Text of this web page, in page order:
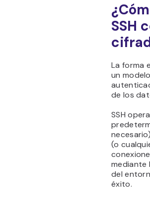
SSH
La forma
un
de los
SSH
(o
mediante
del
éxito.